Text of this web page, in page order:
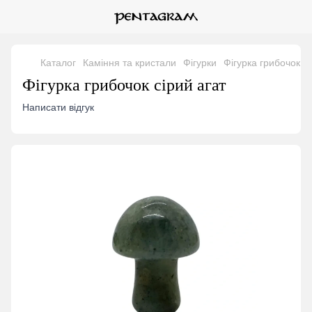
Каталог Каміння та кристали Фігурки Фігурка грибочок
Фігурка грибочок сірий агат
Написати відгук